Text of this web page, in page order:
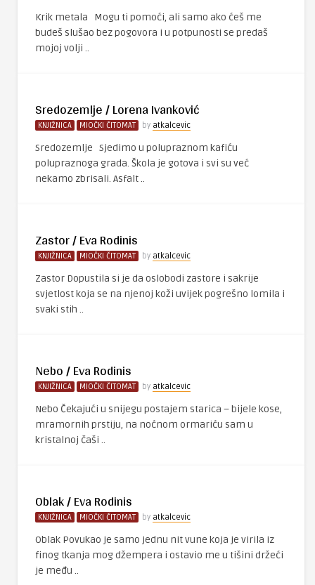
Krik metala Mogu ti pomoći, ali samo ako ćeš me
budeš slušao bez pogovora i u potpunosti se predaš
mojoj volji ..
Sredozemlje / Lorena Ivanković
KNJIŽNICA MIOČKI ČITOMAT by atkalcevic
Sredozemlje Sjedimo u polupraznom kafiću
polupraznoga grada. Škola je gotova i svi su već
nekamo zbrisali. Asfalt ..
Zastor / Eva Rodinis
KNJIŽNICA MIOČKI ČITOMAT by atkalcevic
Zastor Dopustila si je da oslobodi zastore i sakrije
svjetlost koja se na njenoj koži uvijek pogrešno lomila i
svaki stih ..
Nebo / Eva Rodinis
KNJIŽNICA MIOČKI ČITOMAT by atkalcevic
Nebo Čekajući u snijegu postajem starica – bijele kose,
mramornih prstiju, na noćnom ormariću sam u
kristalnoj čaši ..
Oblak / Eva Rodinis
KNJIŽNICA MIOČKI ČITOMAT by atkalcevic
Oblak Povukao je samo jednu nit vune koja je virila iz
finog tkanja mog džempera i ostavio me u tišini držeći
je među ..